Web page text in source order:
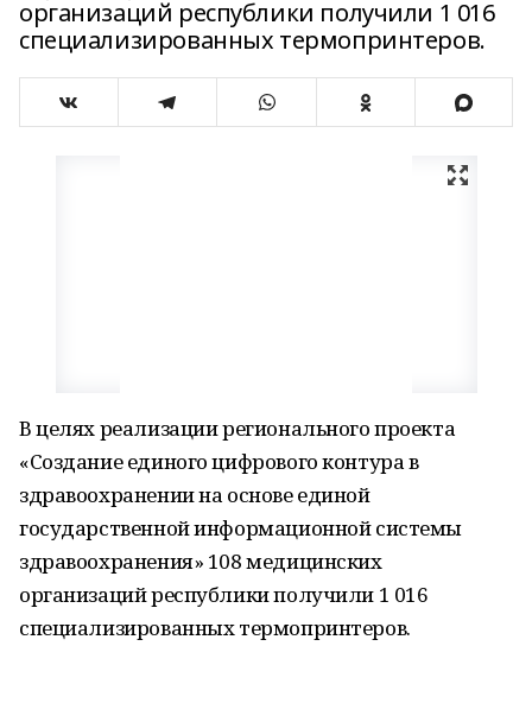
организаций республики получили 1 016
специализированных термопринтеров.
В целях реализации регионального проекта
«Создание единого цифрового контура в
здравоохранении на основе единой
государственной информационной системы
здравоохранения» 108 медицинских
организаций республики получили 1 016
специализированных термопринтеров.